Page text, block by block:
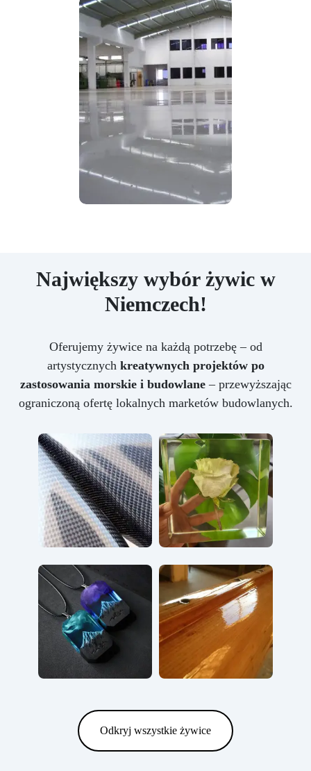
Największy wybór żywic w
Niemczech!
Oferujemy żywice na każdą potrzebę – od
artystycznych kreatywnych projektów po
zastosowania morskie i budowlane– przewyższając
ograniczoną ofertę lokalnych marketów budowlanych.
Odkryj wszystkie żywice